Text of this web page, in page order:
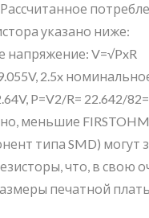
указано ниже:
V=√PxR
2.5x
P=V2/R= 22.642/
меньшие
типа SMD) могут
что, в свою
печатной